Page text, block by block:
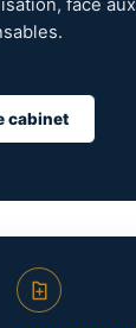
face aux
cabinet